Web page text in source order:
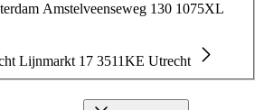
Amstelveenseweg 130 1075XL
Lijnmarkt 17 3511KE Utrecht